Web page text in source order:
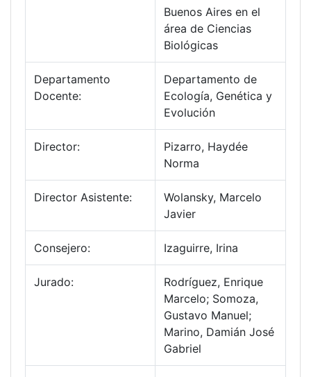
Buenos Aires en el
área de Ciencias
Biológicas
Departamento
Docente:
Departamento de
Ecología, Genética y
Evolución
Director:
Pizarro, Haydée
Norma
Director Asistente:
Wolansky, Marcelo
Javier
Consejero: Izaguirre, Irina
Jurado:
Rodríguez, Enrique
Marcelo; Somoza,
Gustavo Manuel;
Marino, Damián José
Gabriel